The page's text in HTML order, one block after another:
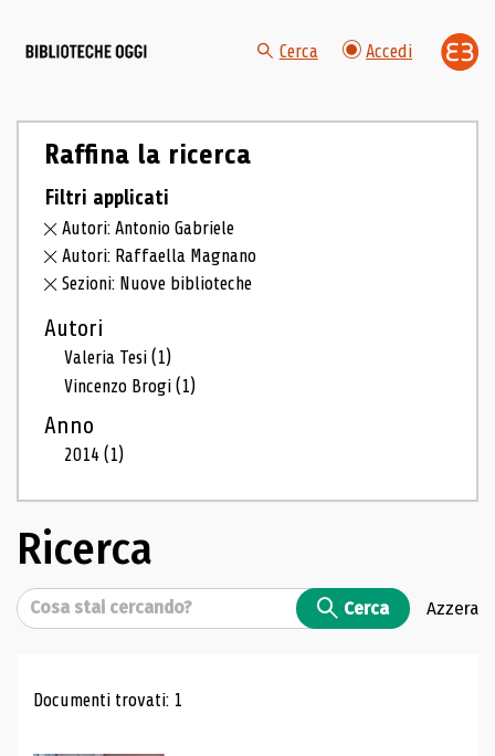
Cerca Accedi
Raffina la ricerca
Filtri applicati
Autori: Antonio Gabriele
Autori: Raffaella Magnano
Sezioni: Nuove biblioteche
Autori
Valeria Tesi(1)
Vincenzo Brogi(1)
Anno
2014(1)
Ricerca
Cerca Cerca Azzera
Risultati di ricerca
Documenti trovati: 1